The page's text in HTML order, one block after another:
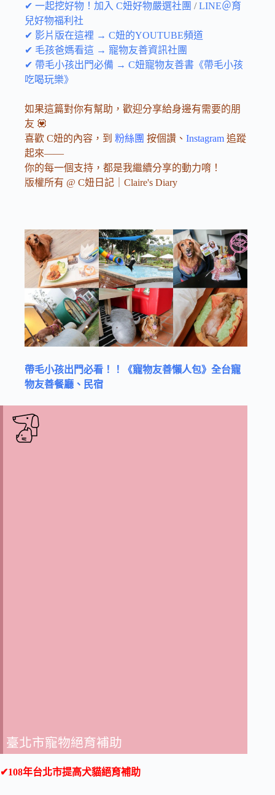
✔ 一起挖好物！加入 C妞好物嚴選社團 /LINE＠育
兒好物福利社
✔ 影片版在這裡 → C妞的YOUTUBE頻道
✔ 毛孩爸媽看這 → 寵物友善資訊社團
✔ 帶毛小孩出門必備 → C妞寵物友善書《帶毛小孩
吃喝玩樂》
如果這篇對你有幫助，歡迎分享給身邊有需要的朋
友 💟
喜歡 C妞的內容，到 粉絲團 按個讚、 Instagram 追蹤
起來——
你的每一個支持，都是我繼續分享的動力唷！
版權所有 @ C妞日記｜Claire's Diary
帶毛小孩出門必看！！《寵物友善懶人包》全台寵
物友善餐廳、民宿
臺北市寵物絕育補助
✔108年台北市提高犬貓絕育補助